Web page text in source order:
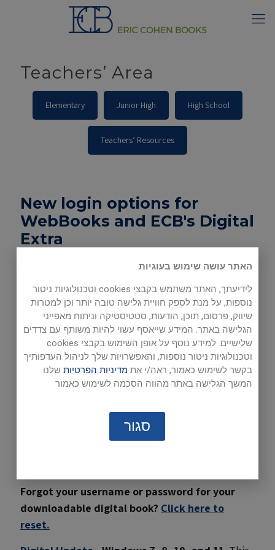
Teachers’ Area
Elementary Junior High High School
Teachers’ Resources
New login options for
WebBooks and ECB's Digital
Extra
to explore the latest ways to access
your resources.
In the Teachers' Area we provide links to our
Audio Listening and Reading Files (mp3) for our
course books, Internet Sites, Interactive
Activities, Games and Activities and Professional
Forgot your username or password for your
downloadable digital book? Click here to
reset.
סגור
האתר עושה שימוש בעוגיות
לידיעתך, האתר משתמש בקבצי cookies וטכנולוגיות ניטור
נוספות, על מנת לספק חוויית גלישה טובה יותר וכן למטרות
שיווק, פרסום, תוכן, הודעות, סטטיסטיקה וניתוח מאפייני
הגלישה באתר. המידע שייאסף עשוי להיות משותף עם צדדים
שלישיים. למידע נוסף על אופן השימוש בקבצי cookies
וטכנולוגיות ניטור נוספות, והאפשרויות שלך לניהול העדפותיך
בקשר לשימוש כאמור, ראה/י את מדיניות הפרטיותשלנו.
המשך הגלישה באתר מהווה הסכמה לשימוש כאמור